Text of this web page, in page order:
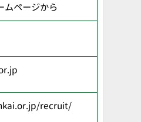
ムページから
recruit/